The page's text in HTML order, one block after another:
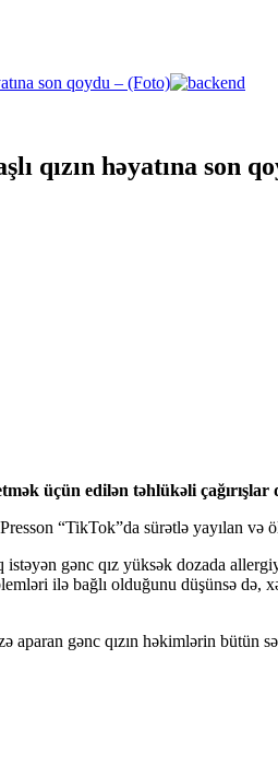
qızın həyatına son
üçün edilən təhlükəli çağırışlar
“TikTok”da sürətlə yayılan və
gənc qız yüksək dozada
ilə bağlı olduğunu düşünsə də,
aparan gənc qızın həkimlərin bütün